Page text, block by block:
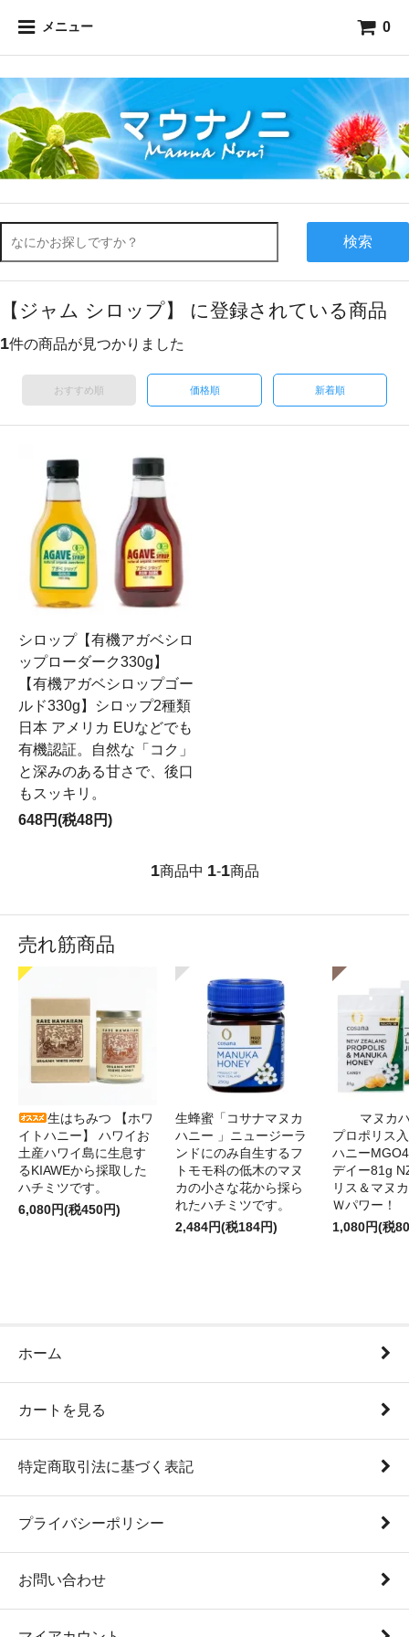
メニュー 0
検索
【ジャム シロップ】 に登録されている商品
1件の商品が見つかりました
おすすめ順 価格順 新着順
シロップ【有機アガベシロ
ップローダーク330g】
【有機アガベシロップゴー
ルド330g】シロップ2種類
日本 アメリカ EUなどでも
有機認証。自然な「コク」
と深みのある甘さで、後口
もスッキリ。
648円(税48円)
1商品中 1-1商品
売れ筋商品
生はちみつ 【ホワ
イトハニー】 ハワイお
土産ハワイ島に生息す
るKIAWEから採取した
ハチミツです。
6,080円(税450円)
生蜂蜜「コサナマヌカ
ハニー 」ニュージーラ
ンドにのみ自生するフ
トモモ科の低木のマヌ
カの小さな花から採ら
れたハチミツです。
2,484円(税184円)
マヌカ
プロポリス
ハニー
デイー81g
リス＆マヌ
Ｗパワー！
1,080円(税
ホーム
カートを見る
特定商取引法に基づく表記
プライバシーポリシー
お問い合わせ